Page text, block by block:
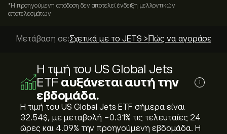
*Η προηγούμενη απόδοση δεν αποτελεί ένδειξη μελλοντικών
αποτελεσμάτων
Μετάβαση σε:Σχετικά με το JETS > Πώς να αγοράσετε;
Η τιμή του US Global Jets
ETF αυξάνεται αυτή την
εβδομάδα.
i
Η τιμή του US Global Jets ETF σήμερα είναι
32.54‎$‎, με μεταβολή ‎-0.31‎% τις τελευταίες 24
ώρες και ‎4.09‎% την προηγούμενη εβδομάδα. Η